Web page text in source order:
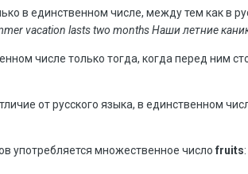
в единственном числе, между тем как в
vacation lasts two months Наши летние
числе только тогда, когда перед ним
от русского языка, в единственном
употребляется множественное число fruits: